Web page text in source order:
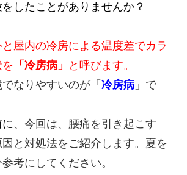
したことがありませんか？
屋内の冷房による温度差でカラ
「冷房病」
と呼びます。
なりやすいのが「 冷房病 」で
、 今回は、腰痛を引き起こす
因と対処法をご紹介します。夏を
考にしてください。